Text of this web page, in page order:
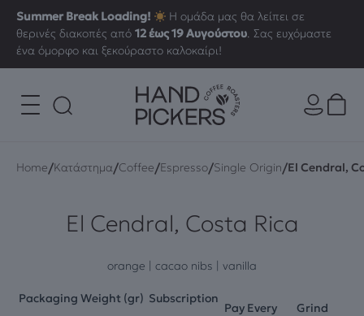
Summer Break Loading!
Η ομάδα μας θα λείπει σε
θερινές διακοπές από12 έως 19 Αυγούστου. Σας ευχόμαστε
ένα όμορφο και ξεκούραστο καλοκαίρι!
Home/Κατάστημα/Coffee/Espresso/Single Origin/El Cendral,
El Cendral, Costa Rica
orange | cacao nibs | vanilla
Packaging Weight (gr) Subscription
Pay Every Grind